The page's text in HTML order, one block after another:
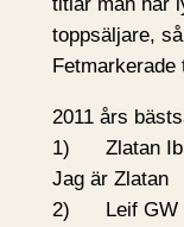
toppsäljare,
2011 års
1) Zlatan
Jag är Zlatan
2) Leif GW